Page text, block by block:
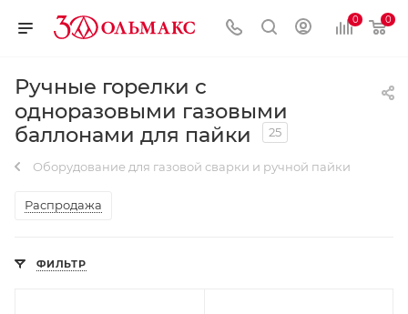
0 0
Ручные горелки с
одноразовыми газовыми
баллонами для пайки
25
Оборудование для газовой сварки и ручной пайки
Распродажа
ФИЛЬТР